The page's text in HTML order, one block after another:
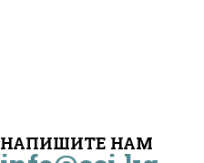
НАПИШИТЕ НАМ